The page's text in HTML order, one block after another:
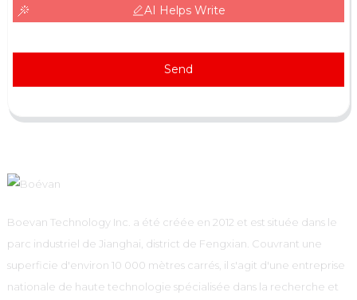
AI Helps Write
Send
Boevan Technology Inc. a été créée en 2012 et est située dans le
parc industriel de Jianghai, district de Fengxian. Couvrant une
superficie d'environ 10 000 mètres carrés, il s'agit d'une entreprise
nationale de haute technologie spécialisée dans la recherche et